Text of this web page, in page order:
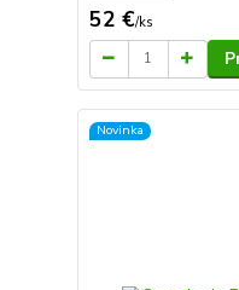
52 €/ks
Novinka